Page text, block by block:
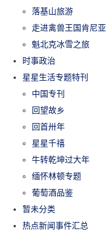
落基山旅游
走进禽兽王国肯尼亚
魁北克冰雪之旅
时事政治
星星生活专题特刊
中国专刊
回望故乡
回首卅年
星星千禧
牛转乾坤过大年
缅怀林顿专题
葡萄酒品鉴
暂未分类
热点新闻事件汇总